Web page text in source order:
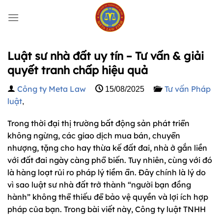
qua
Luật sư nhà đất uy tín – Tư vấn & giải
quyết tranh chấp hiệu quả
Công ty Meta Law 15/08/2025
Tư vấn Pháp
luật,
Trong thời đại thị trường bất động sản phát triển
không ngừng, các giao dịch mua bán, chuyển
nhượng, tặng cho hay thừa kế đất đai, nhà ở gắn liền
với đất đai ngày càng phổ biến. Tuy nhiên, cùng với đó
là hàng loạt rủi ro pháp lý tiềm ẩn. Đây chính là lý do
vì sao luật sư nhà đất trở thành “người bạn đồng
hành” không thể thiếu để bảo vệ quyền và lợi ích hợp
pháp của bạn. Trong bài viết này, Công ty luật TNHH